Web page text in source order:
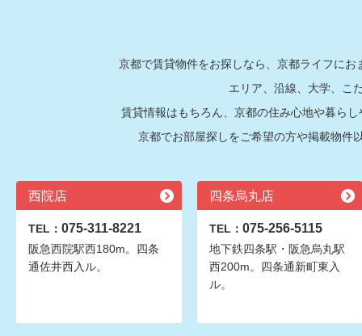
京都で賃貸物件をお探しなら、京都ライフに
エリア、沿線、大学、こ
賃貸情報はもちろん、京都の住み心地や暮ら
京都でお部屋探しをご希望の方や掲載物件
西院店
TEL： 075-311-8221
阪急西院駅西180m。四条
通佐井西入ル。
四条烏丸店
TEL： 075-256-5115
地下鉄四条駅・阪急烏丸駅
西200m。四条通新町東入
ル。